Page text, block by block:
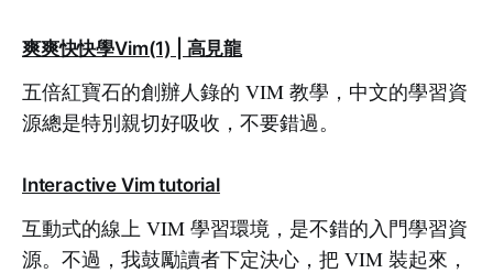
爽爽快快學Vim(1) | 高見龍
五倍紅寶石的創辦人錄的 VIM 教學，中文的學習資
源總是特別親切好吸收，不要錯過。
Interactive Vim tutorial
互動式的線上 VIM 學習環境，是不錯的入門學習資
源。不過，我鼓勵讀者下定決心，把 VIM 裝起來，